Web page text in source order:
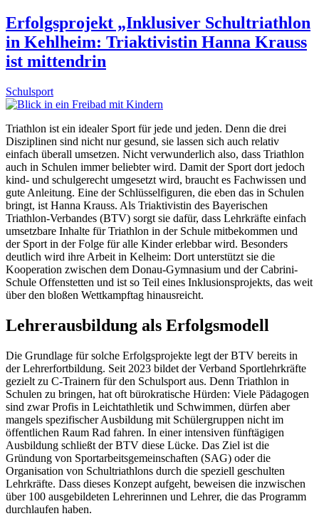
Erfolgsprojekt „Inklusiver Schultriathlon
in Kehlheim: Triaktivistin Hanna Krauss
ist mittendrin
Schulsport
Triathlon ist ein idealer Sport für jede und jeden. Denn die drei
Disziplinen sind nicht nur gesund, sie lassen sich auch relativ
einfach überall umsetzen. Nicht verwunderlich also, dass Triathlon
auch in Schulen immer beliebter wird. Damit der Sport dort jedoch
kind- und schulgerecht umgesetzt wird, braucht es Fachwissen und
gute Anleitung. Eine der Schlüsselfiguren, die eben das in Schulen
bringt, ist Hanna Krauss. Als Triaktivistin des Bayerischen
Triathlon-Verbandes (BTV) sorgt sie dafür, dass Lehrkräfte einfach
umsetzbare Inhalte für Triathlon in der Schule mitbekommen und
der Sport in der Folge für alle Kinder erlebbar wird. Besonders
deutlich wird ihre Arbeit in Kelheim: Dort unterstützt sie die
Kooperation zwischen dem Donau-Gymnasium und der Cabrini-
Schule Offenstetten und ist so Teil eines Inklusionsprojekts, das weit
über den bloßen Wettkampftag hinausreicht.
Lehrerausbildung als Erfolgsmodell
Die Grundlage für solche Erfolgsprojekte legt der BTV bereits in
der Lehrerfortbildung. Seit 2023 bildet der Verband Sportlehrkräfte
gezielt zu C-Trainern für den Schulsport aus. Denn Triathlon in
Schulen zu bringen, hat oft bürokratische Hürden: Viele Pädagogen
sind zwar Profis in Leichtathletik und Schwimmen, dürfen aber
mangels spezifischer Ausbildung mit Schülergruppen nicht im
öffentlichen Raum Rad fahren. In einer intensiven fünftägigen
Ausbildung schließt der BTV diese Lücke. Das Ziel ist die
Gründung von Sportarbeitsgemeinschaften (SAG) oder die
Organisation von Schultriathlons durch die speziell geschulten
Lehrkräfte. Dass dieses Konzept aufgeht, beweisen die inzwischen
über 100 ausgebildeten Lehrerinnen und Lehrer, die das Programm
durchlaufen haben.